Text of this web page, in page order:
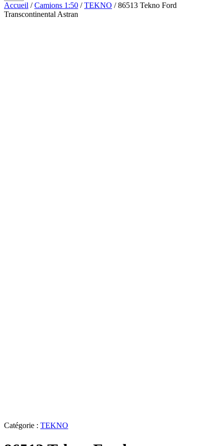
Accueil /Camions 1:50 /TEKNO / 86513 Tekno Ford
Transcontinental Astran
Catégorie : TEKNO